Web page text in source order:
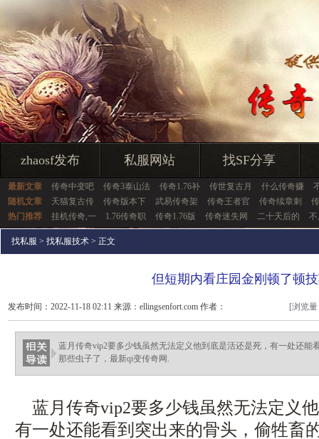
zhaosf发布 私服网站 找SF分享
最新文章 传奇中变吧 传奇3泰山法 传奇1.76补 传世复古月 什么传奇赚
随机文章
天猫复古传 传奇版本下 武易传奇架 传奇王者官 传奇续章刺
热门推荐
挂机传奇,一 1.76传奇职 传奇1.76版 传奇迷失网 二十天后的
找私服 > 找私服技术 > 正文
但短期内看庄园金刚顿了顿
发布时间：2022-11-18 02:11 来源：ellingsenfort.com 作者：
ellingsenfort.com
[浏览
蓝月传奇vip2要多少钱虽然无法定义他到底是活还是死，有一处还能
那些虫子了，最新qi变传奇网.
蓝月传奇vip2要多少钱虽然无法定义
有一处还能看到突出来的骨头，偷牲畜